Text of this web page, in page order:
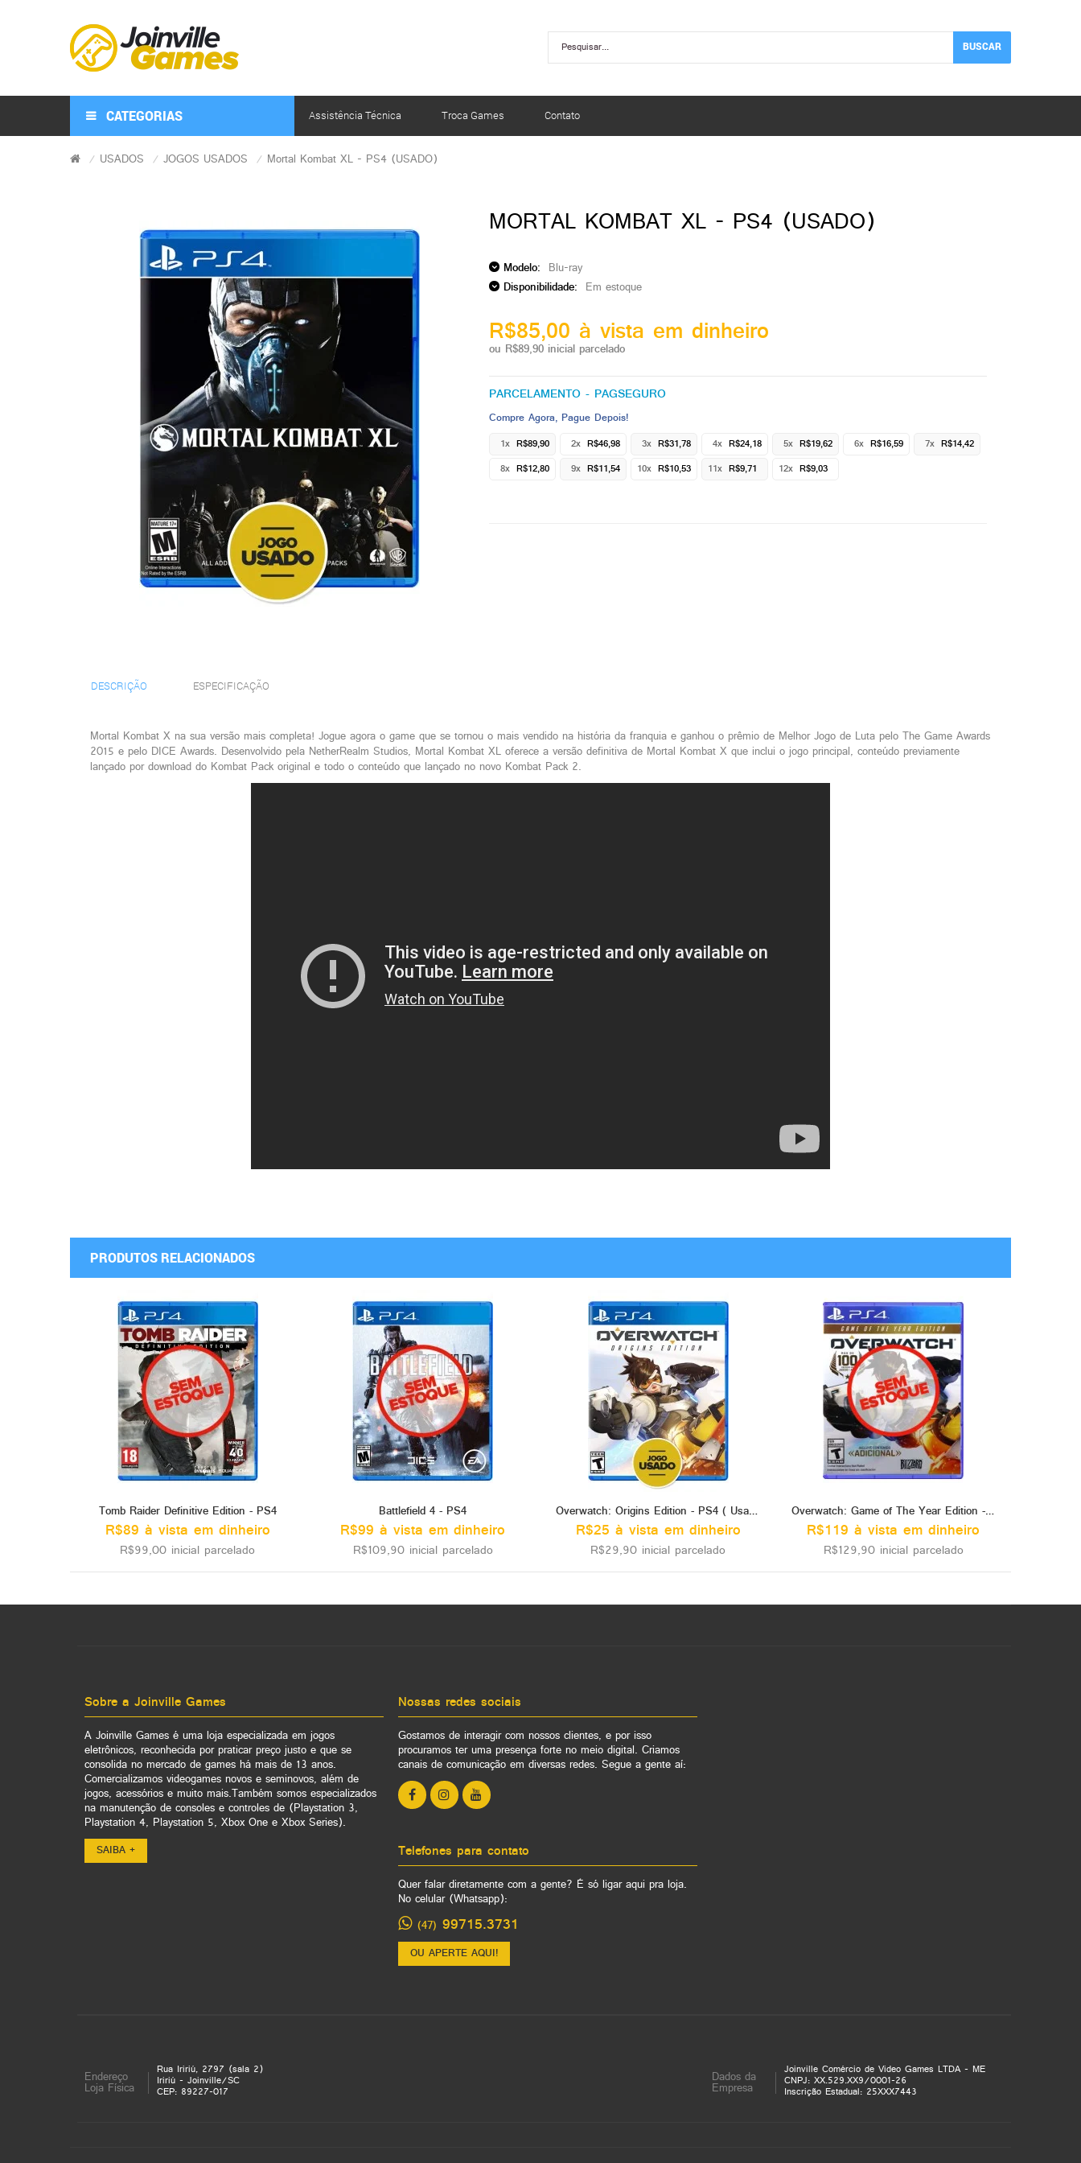
BUSCAR
CATEGORIAS Assistência Técnica Troca Games Contato
USADOS JOGOS USADOS Mortal Kombat XL - PS4 (USADO)
MORTAL KOMBAT XL - PS4 (USADO)
Modelo: Blu-ray
Disponibilidade: Em estoque
R$85,00 à vista em dinheiro
ou R$89,90 inicial parcelado
PARCELAMENTO - PAGSEGURO
Compre Agora, Pague Depois!
1x R$89,90 2x R$46,98 3x R$31,78 4x R$24,18 5x R$19,62 6x R$16,59 7x R$14,42
8x R$12,80 9x R$11,54 10x R$10,53 11x R$9,71 12x R$9,03
DESCRIÇÃO ESPECIFICAÇÃO
Mortal Kombat X na sua versão mais completa! Jogue agora o game que se tornou o mais vendido na história da franquia e ganhou o prêmio de Melhor Jogo de Luta pelo The Game Awards
2015 e pelo DICE Awards. Desenvolvido pela NetherRealm Studios, Mortal Kombat XL oferece a versão definitiva de Mortal Kombat X que inclui o jogo principal, conteúdo previamente
lançado por download do Kombat Pack original e todo o conteúdo que lançado no novo Kombat Pack 2.
PRODUTOS RELACIONADOS
Tomb Raider Definitive Edition - PS4
R$89 à vista em dinheiro
R$99,00 inicial parcelado
Battlefield 4 - PS4
R$99 à vista em dinheiro
R$109,90 inicial parcelado
Overwatch: Origins Edition - PS4 ( Usado )
R$25 à vista em dinheiro
R$29,90 inicial parcelado
Overwatch: Game of The Year Edition - PS4
R$119 à vista em dinheiro
R$129,90 inicial parcelado
Sobre a Joinville Games
A Joinville Games é uma loja especializada em jogos
eletrônicos, reconhecida por praticar preço justo e que se
consolida no mercado de games há mais de 13 anos.
Comercializamos videogames novos e seminovos, além de
jogos, acessórios e muito mais.Também somos especializados
na manutenção de consoles e controles de (Playstation 3,
Playstation 4, Playstation 5, Xbox One e Xbox Series).
SAIBA +
Nossas redes sociais
Gostamos de interagir com nossos clientes, e por isso
procuramos ter uma presença forte no meio digital. Criamos
canais de comunicação em diversas redes. Segue a gente aí:
Telefones para contato
Quer falar diretamente com a gente? É só ligar aqui pra loja.
No celular (Whatsapp):
(47) 99715.3731
OU APERTE AQUI!
Endereço
Loja Física
Rua Iririú, 2797 (sala 2)
Iririú - Joinville/SC
CEP: 89227-017
Dados da
Empresa
Joinville Comércio de Video Games LTDA - ME
CNPJ: XX.529.XX9/0001-26
Inscrição Estadual: 25XXX7443